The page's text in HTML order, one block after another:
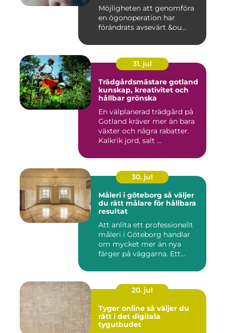
Möjligheten att genomföra
en ögonoperation har
förändrats avsevärt &ou...
31. jul
Trädgårdsmästare gotland
kunskap, kreativitet och
hållbar grönska
En välplanerad trädgård på
Gotland kräver mer än bara
växter och några rabatter.
Kalkrik jord, salt ...
30. jul
Måleri i göteborg så väljer
du rätt målare för hållbara
resultat
Att anlita ett professionellt
måleri i Göteborg handlar
om mycket mer än nya
färger på väggarna. Ett...
20. jul
Tyger online så väljer du
rätt i det digitala
tygutbudet